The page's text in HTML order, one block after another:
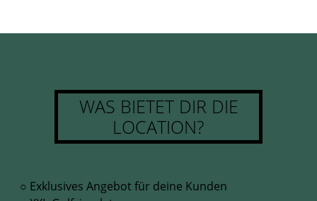
WAS BIETET DIR DIE
LOCATION?
○ Exklusives Angebot für deine Kunden